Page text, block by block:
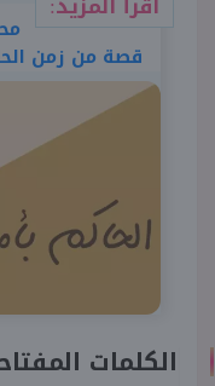
قصة من زمن
الكلمات